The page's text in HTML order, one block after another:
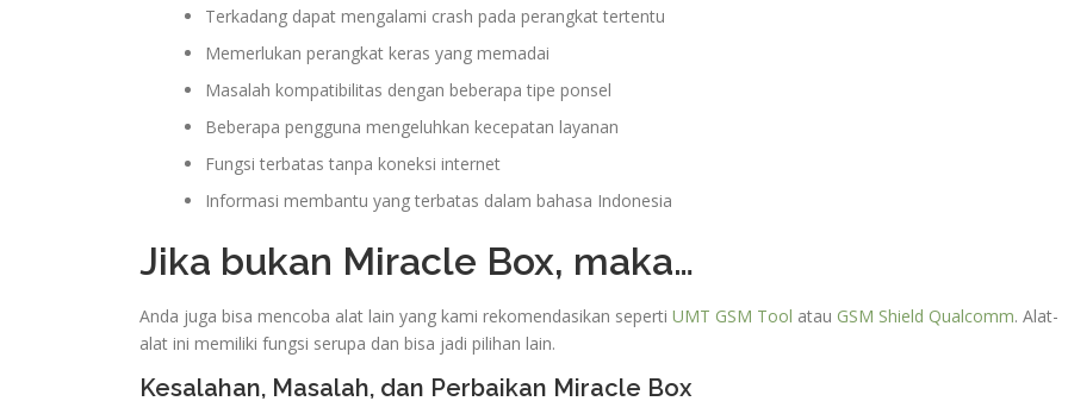
Terkadang dapat mengalami crash pada perangkat tertentu
Memerlukan perangkat keras yang memadai
Masalah kompatibilitas dengan beberapa tipe ponsel
Beberapa pengguna mengeluhkan kecepatan layanan
Fungsi terbatas tanpa koneksi internet
Informasi membantu yang terbatas dalam bahasa Indonesia
Jika bukan Miracle Box, maka…
Anda juga bisa mencoba alat lain yang kami rekomendasikan seperti UMT GSM Tool atau GSM Shield Qualcomm. Alat-
alat ini memiliki fungsi serupa dan bisa jadi pilihan lain.
Kesalahan, Masalah, dan Perbaikan Miracle Box